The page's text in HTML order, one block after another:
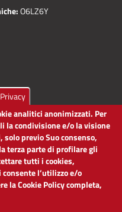
O6LZ6Y
analitici anonimizzati. Per
la condivisione e/o la visione
previo Suo consenso,
terza parte di profilare gli
tutti i cookies,
l’utilizzo e/o
la Cookie Policy completa,